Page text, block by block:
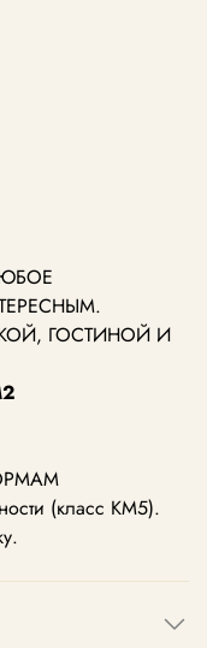
ГОСТИНОЙ И
(класс КМ5).